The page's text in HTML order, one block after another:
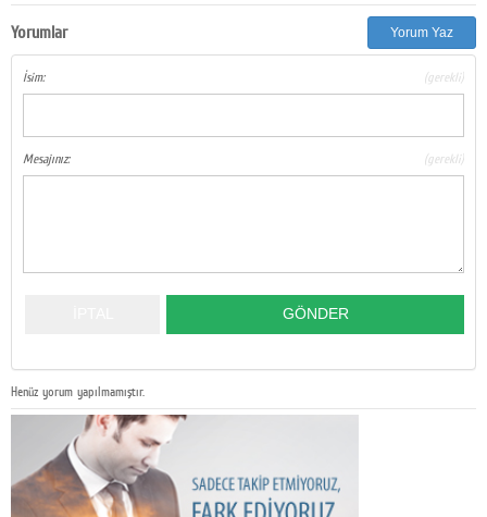
Yorumlar Yorum Yaz
İsim: (gerekli)
Mesajınız: (gerekli)
Henüz yorum yapılmamıştır.